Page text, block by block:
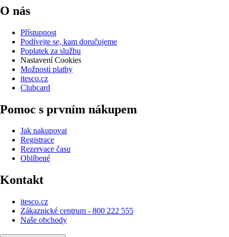
O nás
Přístupnost
Podívejte se, kam doručujeme
Poplatek za službu
Nastavení Cookies
Možnosti platby
itesco.cz
Clubcard
Pomoc s prvním nákupem
Jak nakupovat
Registrace
Rezervace času
Oblíbené
Kontakt
itesco.cz
Zákaznické centrum - 800 222 555
Naše obchody